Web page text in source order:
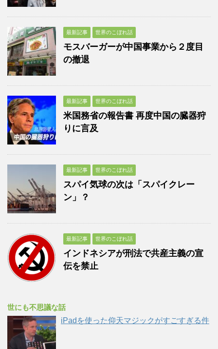
最新記事 世界のこぼれ話
モスバーガーが中国事業から２度目
の撤退
最新記事 世界のこぼれ話
米国務省の報告書 再度中国の臓器狩
りに言及
最新記事 世界のこぼれ話
スパイ気球の次は「スパイクレー
ン」？
最新記事 世界のこぼれ話
インドネシアが刑法で共産主義の宣
伝を禁止
世にも不思議な話
iPadを使った仰天マジックがすごすぎる件